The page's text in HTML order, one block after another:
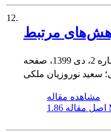
12.
مرتبط
سعید نوروزیان ملکی
مشاهده مقاله
اصل مقاله